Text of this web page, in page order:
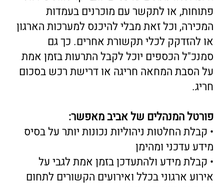
• קבלת מידע ולהתעדכן בזמן אמת לגבי על
אירוע ארגוני בכלל ואירועים הקשורים לתחום
עבודתך השוטף בפרט.
• קיצור זמני תגובה ומתן פתרון לבעיות מיידי
שם מלא:
לייעוץ חינם
התקשר עוד היום 053-937-6056
או שלח פרטים ונחזור אליך בהקדם